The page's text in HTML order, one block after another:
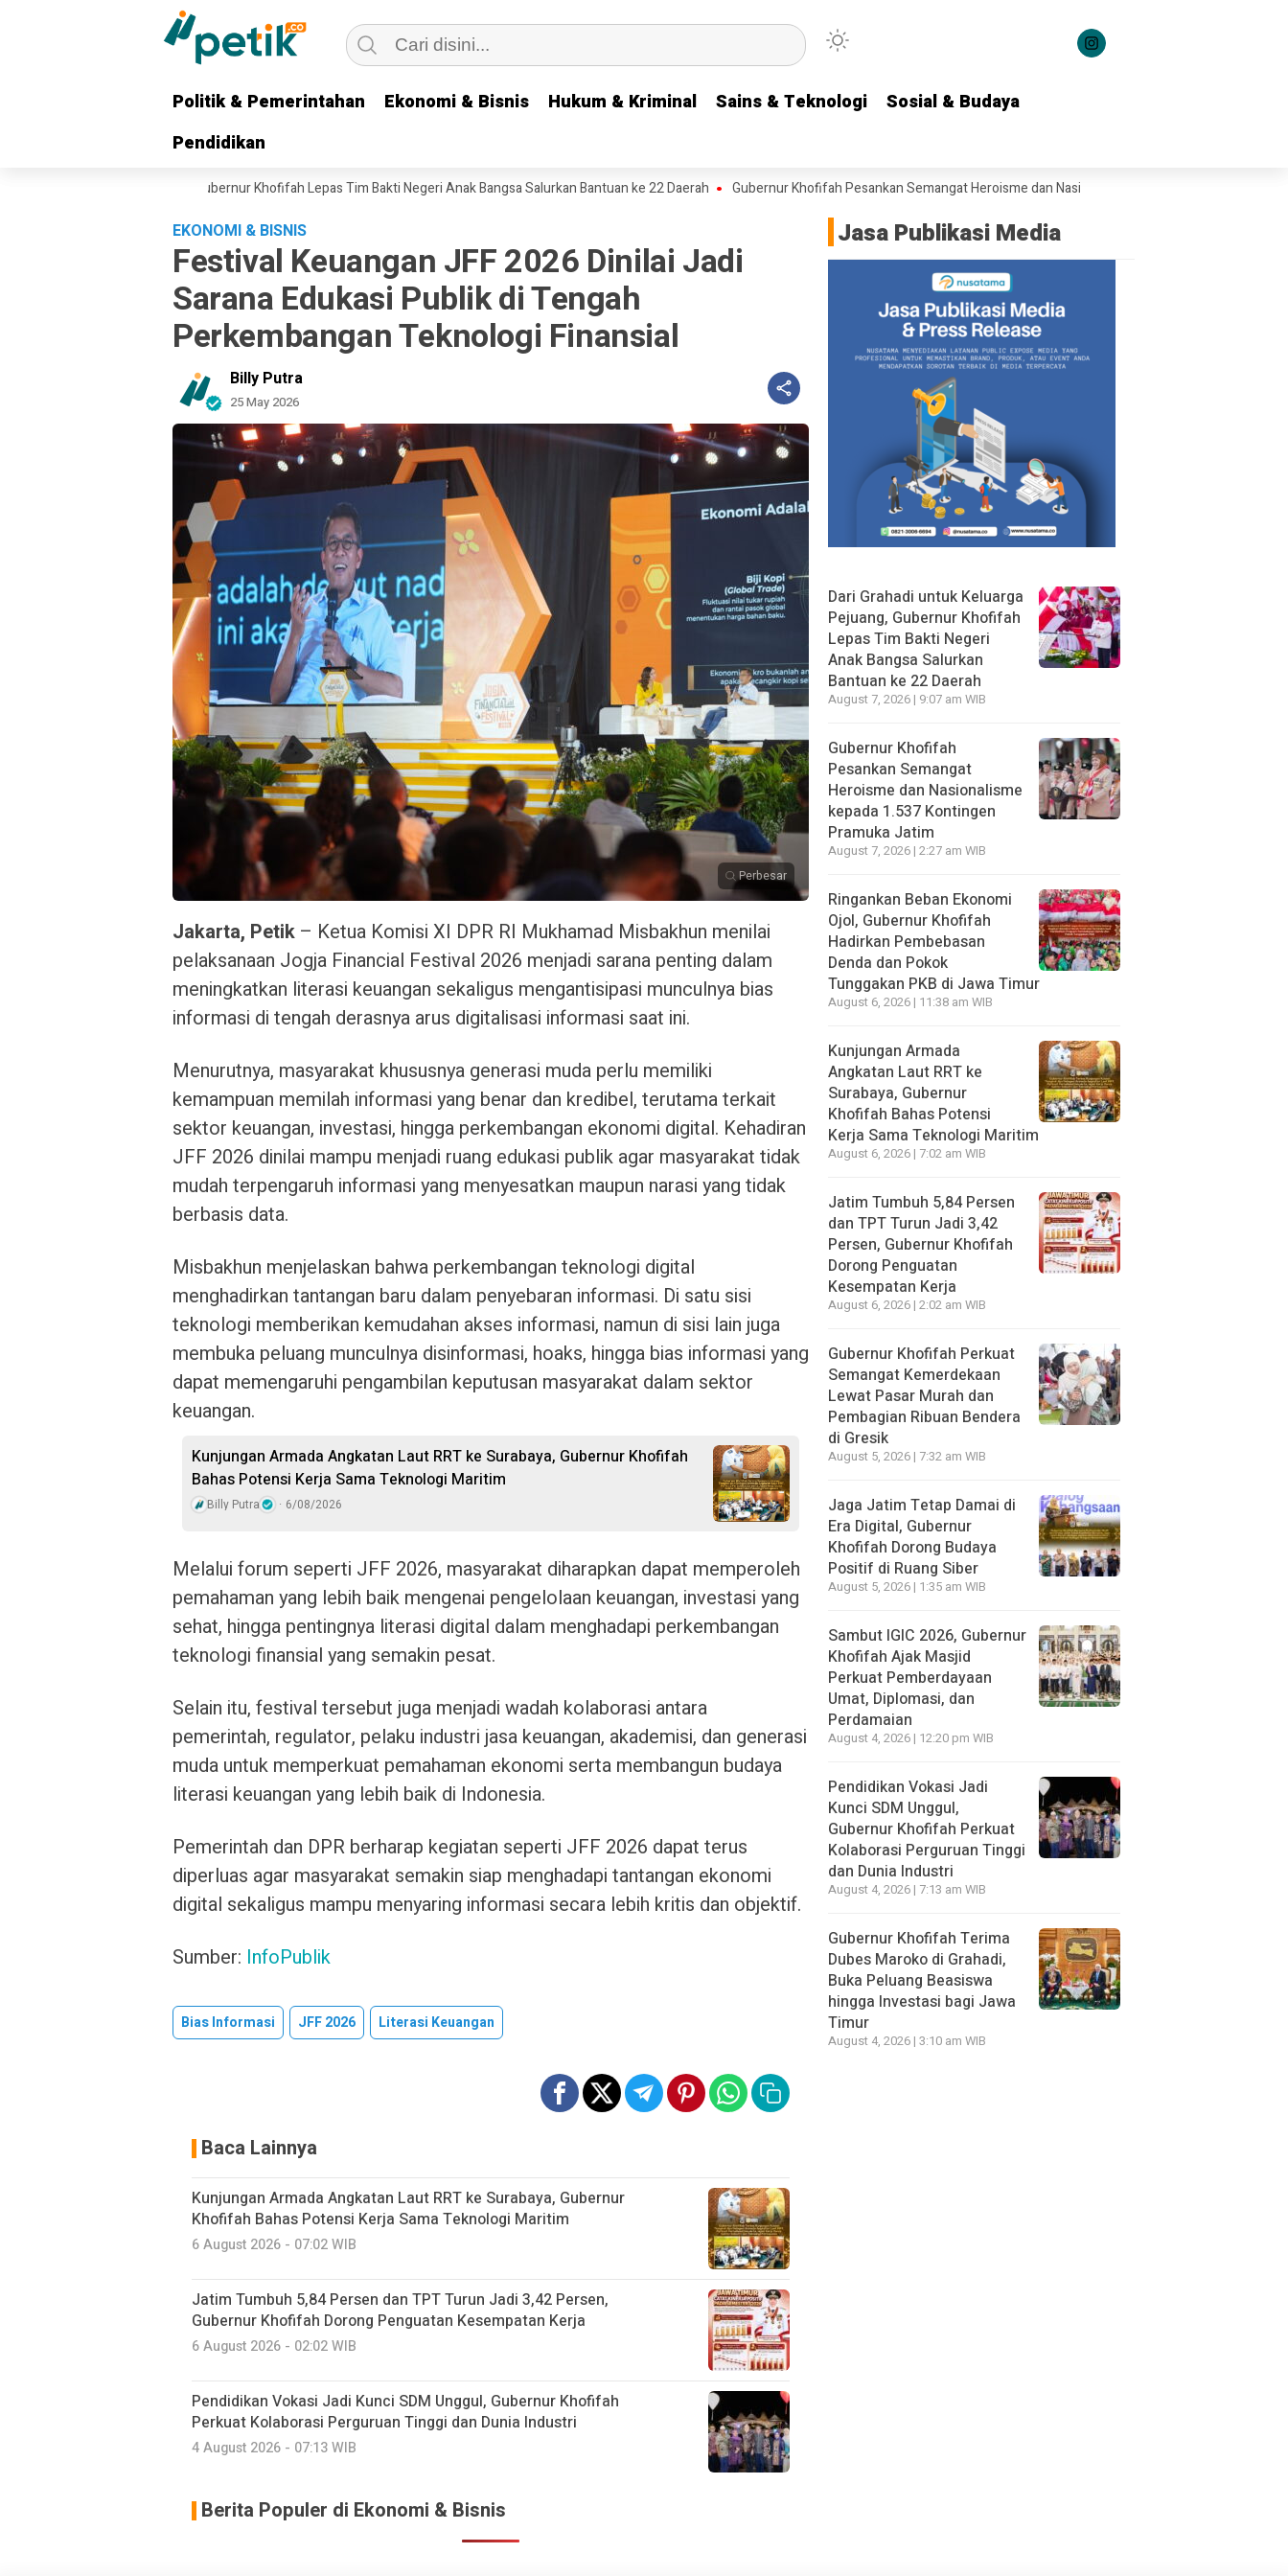
Politik & Pemerintahan Ekonomi & Bisnis Hukum & Kriminal Sains & Teknologi
Sosial & Budaya
Pendidikan
Politik & Pemerintahan Ekonomi & Bisnis Hukum & Kriminal Sains & Teknologi
Sosial & Budaya
Pendidikan
untuk Keluarga Pejuang, Gubernur Khofifah Lepas Tim Bakti Negeri Anak Bangsa Salurkan Bantuan ke 22 Daerah Gubernur Khofifah Pesankan Semangat Heroisme dan Nasionalisme kepada 1.537 Kontingen
EKONOMI & BISNIS
Festival Keuangan JFF 2026 Dinilai Jadi
Sarana Edukasi Publik di Tengah
Perkembangan Teknologi Finansial
Billy Putra
25 May 2026
Perbesar
Jakarta, Petik – Ketua Komisi XI DPR RI Mukhamad Misbakhun menilai
pelaksanaan Jogja Financial Festival 2026 menjadi sarana penting dalam
meningkatkan literasi keuangan sekaligus mengantisipasi munculnya bias
informasi di tengah derasnya arus digitalisasi informasi saat ini.
Menurutnya, masyarakat khususnya generasi muda perlu memiliki
kemampuan memilah informasi yang benar dan kredibel, terutama terkait
sektor keuangan, investasi, hingga perkembangan ekonomi digital. Kehadiran
JFF 2026 dinilai mampu menjadi ruang edukasi publik agar masyarakat tidak
mudah terpengaruh informasi yang menyesatkan maupun narasi yang tidak
berbasis data.
Misbakhun menjelaskan bahwa perkembangan teknologi digital
menghadirkan tantangan baru dalam penyebaran informasi. Di satu sisi
teknologi memberikan kemudahan akses informasi, namun di sisi lain juga
membuka peluang munculnya disinformasi, hoaks, hingga bias informasi yang
dapat memengaruhi pengambilan keputusan masyarakat dalam sektor
keuangan.
Kunjungan Armada Angkatan Laut RRT ke Surabaya, Gubernur Khofifah
Bahas Potensi Kerja Sama Teknologi Maritim
Billy Putra 6/08/2026
Melalui forum seperti JFF 2026, masyarakat diharapkan dapat memperoleh
pemahaman yang lebih baik mengenai pengelolaan keuangan, investasi yang
sehat, hingga pentingnya literasi digital dalam menghadapi perkembangan
teknologi finansial yang semakin pesat.
Selain itu, festival tersebut juga menjadi wadah kolaborasi antara
pemerintah, regulator, pelaku industri jasa keuangan, akademisi, dan generasi
muda untuk memperkuat pemahaman ekonomi serta membangun budaya
literasi keuangan yang lebih baik di Indonesia.
Pemerintah dan DPR berharap kegiatan seperti JFF 2026 dapat terus
diperluas agar masyarakat semakin siap menghadapi tantangan ekonomi
digital sekaligus mampu menyaring informasi secara lebih kritis dan objektif.
Sumber: InfoPublik
Bias Informasi JFF 2026 Literasi Keuangan
Baca Lainnya
Kunjungan Armada Angkatan Laut RRT ke Surabaya, Gubernur
Khofifah Bahas Potensi Kerja Sama Teknologi Maritim
6 August 2026 - 07:02 WIB
Jatim Tumbuh 5,84 Persen dan TPT Turun Jadi 3,42 Persen,
Gubernur Khofifah Dorong Penguatan Kesempatan Kerja
6 August 2026 - 02:02 WIB
Pendidikan Vokasi Jadi Kunci SDM Unggul, Gubernur Khofifah
Perkuat Kolaborasi Perguruan Tinggi dan Dunia Industri
4 August 2026 - 07:13 WIB
Berita Populer di Ekonomi & Bisnis
Jasa Publikasi Media
Dari Grahadi untuk Keluarga
Pejuang, Gubernur Khofifah
Lepas Tim Bakti Negeri
Anak Bangsa Salurkan
Bantuan ke 22 Daerah
August 7, 2026 | 9:07 am WIB
Gubernur Khofifah
Pesankan Semangat
Heroisme dan Nasionalisme
kepada 1.537 Kontingen
Pramuka Jatim
August 7, 2026 | 2:27 am WIB
Ringankan Beban Ekonomi
Ojol, Gubernur Khofifah
Hadirkan Pembebasan
Denda dan Pokok
Tunggakan PKB di Jawa Timur
August 6, 2026 | 11:38 am WIB
Kunjungan Armada
Angkatan Laut RRT ke
Surabaya, Gubernur
Khofifah Bahas Potensi
Kerja Sama Teknologi Maritim
August 6, 2026 | 7:02 am WIB
Jatim Tumbuh 5,84 Persen
dan TPT Turun Jadi 3,42
Persen, Gubernur Khofifah
Dorong Penguatan
Kesempatan Kerja
August 6, 2026 | 2:02 am WIB
Gubernur Khofifah Perkuat
Semangat Kemerdekaan
Lewat Pasar Murah dan
Pembagian Ribuan Bendera
di Gresik
August 5, 2026 | 7:32 am WIB
Jaga Jatim Tetap Damai di
Era Digital, Gubernur
Khofifah Dorong Budaya
Positif di Ruang Siber
August 5, 2026 | 1:35 am WIB
Sambut IGIC 2026, Gubernur
Khofifah Ajak Masjid
Perkuat Pemberdayaan
Umat, Diplomasi, dan
Perdamaian
August 4, 2026 | 12:20 pm WIB
Pendidikan Vokasi Jadi
Kunci SDM Unggul,
Gubernur Khofifah Perkuat
Kolaborasi Perguruan Tinggi
dan Dunia Industri
August 4, 2026 | 7:13 am WIB
Gubernur Khofifah Terima
Dubes Maroko di Grahadi,
Buka Peluang Beasiswa
hingga Investasi bagi Jawa
Timur
August 4, 2026 | 3:10 am WIB